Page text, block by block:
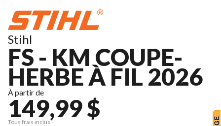
Stihl
FS - KM COUPE-
HERBE À FIL 2026
À partir de
149,99 $
Tous frais inclus